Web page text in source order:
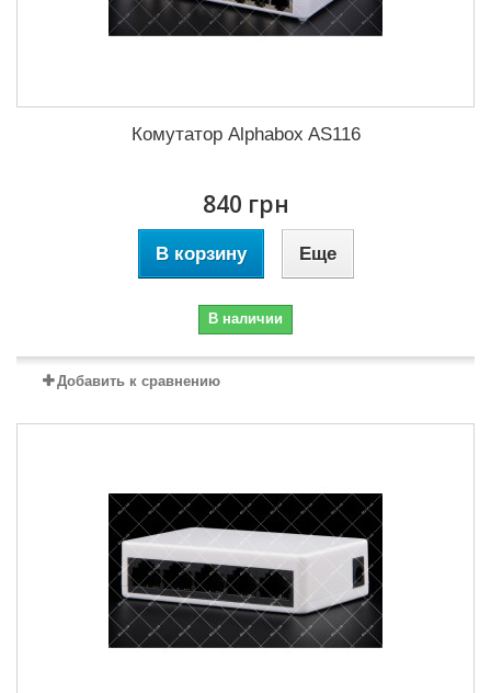
Комутатор Alphabox AS116
840 грн
В корзину Еще
В наличии
Добавить к сравнению